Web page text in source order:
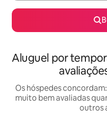
Aluguel por
Os hóspedes
muito bem avaliadas
outros